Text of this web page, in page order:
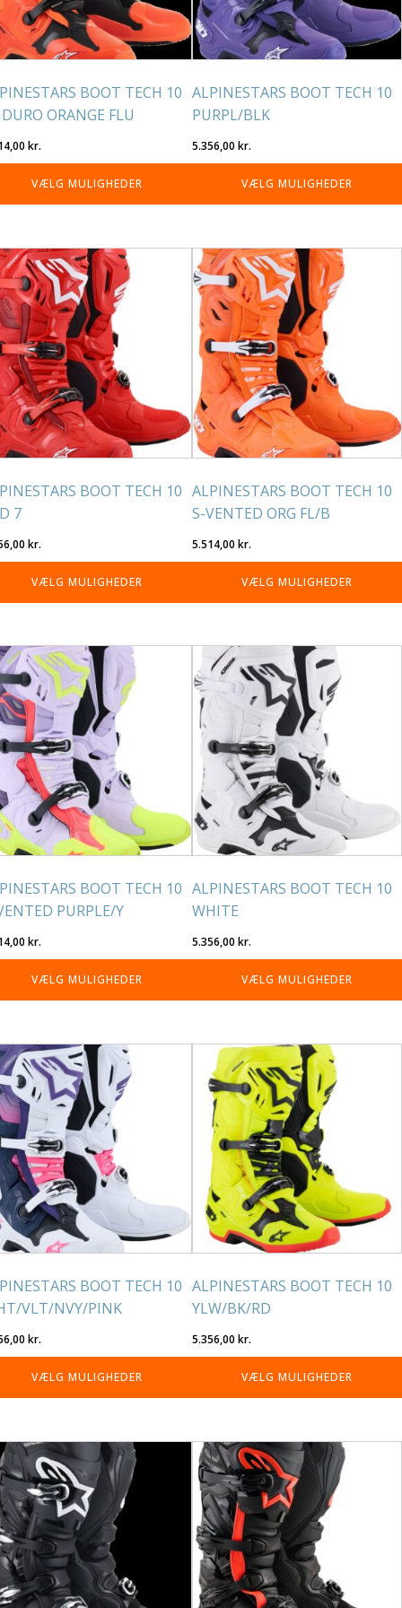
BOOT TECH 10
ORANGE FLU
kr.
VÆLG MULIGHEDER
ALPINESTARS BOOT TECH 10
PURPL/BLK
5.356,00kr.
VÆLG MULIGHEDER
vælges
på
varesiden
BOOT TECH 10
7
kr.
VÆLG MULIGHEDER
ALPINESTARS BOOT TECH 10
S-VENTED ORG FL/B
5.514,00kr.
VÆLG MULIGHEDER
Dette
vare
har
flere
varianter.
Mulighederne
kan
vælges
på
varesiden
BOOT TECH 10
PURPLE/Y
kr.
VÆLG MULIGHEDER
ALPINESTARS BOOT TECH 10
WHITE
5.356,00kr.
VÆLG MULIGHEDER
Dette
vare
har
flere
varianter.
Mulighederne
kan
vælges
på
varesiden
BOOT TECH 10
VLT/NVY/PINK
kr.
VÆLG MULIGHEDER
ALPINESTARS BOOT TECH 10
YLW/BK/RD
5.356,00kr.
VÆLG MULIGHEDER
Dette
vare
har
flere
varianter.
Mulighederne
kan
vælges
på
varesiden
Dette
vare
har
flere
varianter.
Mulighederne
kan